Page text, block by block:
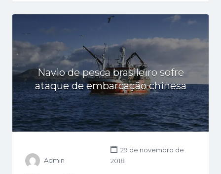
Navio de pesca brasileiro sofre
ataque de embarcação chinesa
Admin
29 de novembro de
2018